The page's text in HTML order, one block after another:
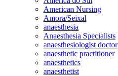
American Nursing
Amora/Seixal
anaesthesia
Anaesthesia Specialists
anaesthesiologist doctor
anaesthetic practitioner
anaesthetics
anaesthetist